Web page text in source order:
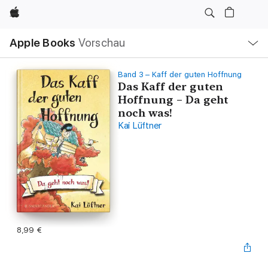
Apple
Apple Books Vorschau
Navigation
Menü
öffnen
Band 3 – Kaff der guten Hoffnung
Das Kaff der guten
Hoffnung – Da geht
noch was!
Kai Lüftner
8,99 €